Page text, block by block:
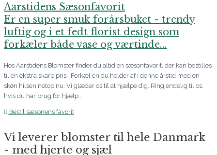
Aarstidens Sæsonfavorit
Er en super smuk forårsbuket - trendy
luftig og i et fedt florist design som
forkæler både vase og værtinde...
Hos Aarstidens Blomster finder du altid en sæsonfavorit, der kan bestilles
til en ekstra skarp pris. Forkæl en du holder af i denne årstid med en
skøn hilsen netop nu. Vi glæder os til at hjælpe dig. Ring endelig til os,
hvis du har brug for hjælp..
Bestil sæsonens favorit
Vi leverer blomster til hele Danmark
- med hjerte og sjæl